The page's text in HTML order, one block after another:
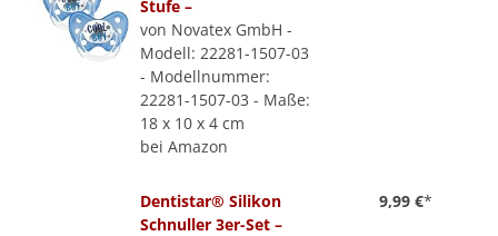
Stufe –
von Novatex GmbH -
Modell: 22281-1507-03
- Modellnummer:
22281-1507-03 - Maße:
18 x 10 x 4 cm
bei Amazon
Dentistar® Silikon
Schnuller 3er-Set –
9,99 €*